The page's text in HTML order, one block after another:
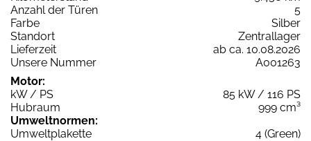
Anzahl der Türen
5
Farbe
Silber
Standort
Zentrallager
Lieferzeit
ab ca. 10.08.2026
Unsere Nummer
A001263
Motor:
kW / PS
85 kW / 116 PS
Hubraum
999 cm³
Umweltnormen:
Umweltplakette
4 (Green)